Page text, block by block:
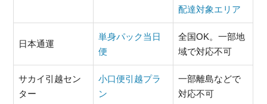
配達対象エリア
日本通運
単身パック当日
便
全国OK。一部地
域で対応不可
サカイ引越セン
ター
小口便引越プラ
ン
一部離島などで
対応不可